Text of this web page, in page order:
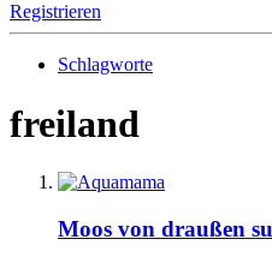
Registrieren
Schlagworte
freiland
Moos von draußen